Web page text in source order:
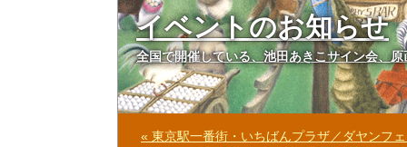
イベントのお知らせ
全国で開催している、池田あきこサイン会、
« 東京駅一番街・いちばんプラザ／ダヤンフ